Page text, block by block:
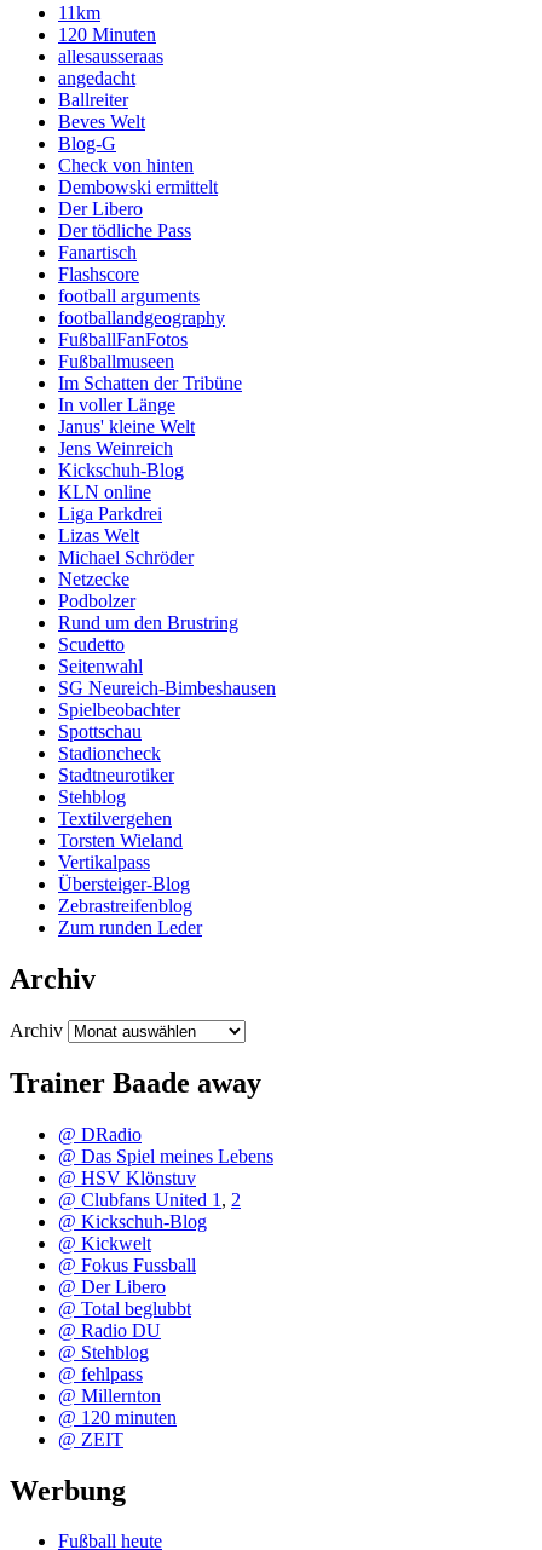
11km
120 Minuten
allesausseraas
angedacht
Ballreiter
Beves Welt
Blog-G
Check von hinten
Dembowski ermittelt
Der Libero
Der tödliche Pass
Fanartisch
Flashscore
football arguments
footballandgeography
FußballFanFotos
Fußballmuseen
Im Schatten der Tribüne
In voller Länge
Janus' kleine Welt
Jens Weinreich
Kickschuh-Blog
KLN online
Liga Parkdrei
Lizas Welt
Michael Schröder
Netzecke
Podbolzer
Rund um den Brustring
Scudetto
Seitenwahl
SG Neureich-Bimbeshausen
Spielbeobachter
Spottschau
Stadioncheck
Stadtneurotiker
Stehblog
Textilvergehen
Torsten Wieland
Vertikalpass
Übersteiger-Blog
Zebrastreifenblog
Zum runden Leder
Archiv
Archiv
Trainer Baade away
@ DRadio
@ Das Spiel meines Lebens
@ HSV Klönstuv
@ Clubfans United 1 , 2
@ Kickschuh-Blog
@ Kickwelt
@ Fokus Fussball
@ Der Libero
@ Total beglubbt
@ Radio DU
@ Stehblog
@ fehlpass
@ Millernton
@ 120 minuten
@ ZEIT
Werbung
Fußball heute